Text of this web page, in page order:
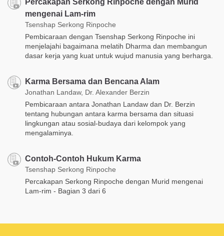
Percakapan Serkong Rinpoche dengan Murid
mengenai Lam-rim
Tsenshap Serkong Rinpoche
Pembicaraan dengan Tsenshap Serkong Rinpoche ini
menjelajahi bagaimana melatih Dharma dan membangun
dasar kerja yang kuat untuk wujud manusia yang berharga.
Karma Bersama dan Bencana Alam
Jonathan Landaw, Dr. Alexander Berzin
Pembicaraan antara Jonathan Landaw dan Dr. Berzin
tentang hubungan antara karma bersama dan situasi
lingkungan atau sosial-budaya dari kelompok yang
mengalaminya.
Contoh-Contoh Hukum Karma
Tsenshap Serkong Rinpoche
Percakapan Serkong Rinpoche dengan Murid mengenai
Lam-rim - Bagian 3 dari 6